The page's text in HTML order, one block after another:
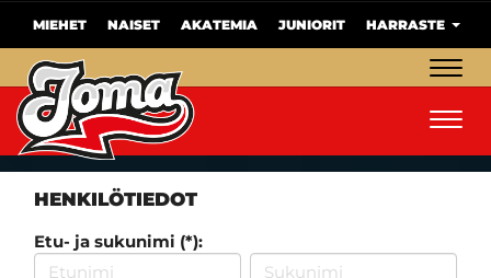
MIEHET NAISET AKATEMIA JUNIORIT HARRASTE
HENKILÖTIEDOT
Etu- ja sukunimi (*):